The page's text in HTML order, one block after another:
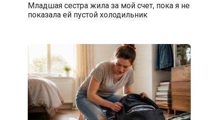
Младшая сестра жила за мой счет, пока я не
показала ей пустой холодильник